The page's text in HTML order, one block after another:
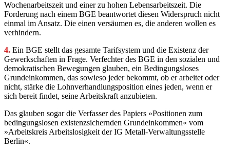
Wochenarbeitszeit und einer zu hohen Lebensarbeitszeit. Die
Forderung nach einem BGE beantwortet diesen Widerspruch nicht
einmal im Ansatz. Die einen versäumen es, die anderen wollen es
verhindern.
4. Ein BGE stellt das gesamte Tarifsystem und die Existenz der
Gewerkschaften in Frage. Ver­fechter des BGE in den sozialen und
demokratischen Bewegungen glauben, ein Bedingungs­loses
Grundeinkommen, das sowieso jeder bekommt, ob er arbeitet oder
nicht, stärke die Lohn­verhand­lungs­position eines jeden, wenn er
sich bereit findet, seine Arbeitskraft anzubieten.
Das glauben sogar die Verfasser des Papiers »Positionen zum
bedingungslosen existenzsichern­den Grundeinkommen« vom
»Arbeitskreis Arbeitslosigkeit der IG Metall-Verwaltungsstelle
Berlin«.